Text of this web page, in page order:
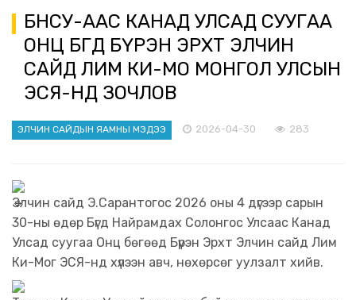
БНСУ-ААС КАНАД УЛСАД СУУГАА
ОНЦ БӨГӨӨД БҮРЭН ЭРХТ ЭЛЧИН
САЙД ЛИМ КИ-МО МОНГОЛ УЛСЫН
ЭСЯ-НД ЗОЧЛОВ
ЭЛЧИН САЙДЫН ЯАМНЫ МЭДЭЭ 2026-04-30 283
Элчин сайд Э.Сарантогос 2026 оны 4 дүгээр сарын
30-ны өдөр Бүгд Найрамдах Солонгос Улсаас Канад
Улсад суугаа Онц бөгөөд Бүрэн Эрхт Элчин сайд Лим
Ки-Мог ЭСЯ-нд хүлээн авч, нөхөрсөг уулзалт хийв.